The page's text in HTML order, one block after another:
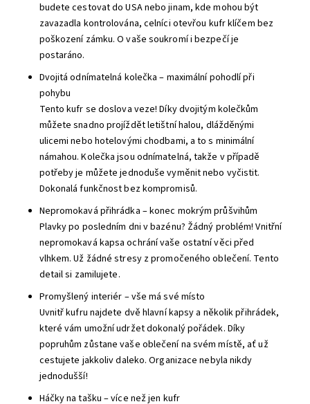
budete cestovat do USA nebo jinam, kde mohou být
zavazadla kontrolována, celníci otevřou kufr klíčem bez
poškození zámku. O vaše soukromí i bezpečí je
postaráno.
Dvojitá odnímatelná kolečka – maximální pohodlí při
pohybu
Tento kufr se doslova veze! Díky dvojitým kolečkům
můžete snadno projíždět letištní halou, dlážděnými
ulicemi nebo hotelovými chodbami, a to s minimální
námahou. Kolečka jsou odnímatelná, takže v případě
potřeby je můžete jednoduše vyměnit nebo vyčistit.
Dokonalá funkčnost bez kompromisů.
Nepromokavá přihrádka – konec mokrým průšvihům
Plavky po posledním dni v bazénu? Žádný problém! Vnitřní
nepromokavá kapsa ochrání vaše ostatní věci před
vlhkem. Už žádné stresy z promočeného oblečení. Tento
detail si zamilujete.
Promyšlený interiér – vše má své místo
Uvnitř kufru najdete dvě hlavní kapsy a několik přihrádek,
které vám umožní udržet dokonalý pořádek. Díky
popruhům zůstane vaše oblečení na svém místě, ať už
cestujete jakkoliv daleko. Organizace nebyla nikdy
jednodušší!
Háčky na tašku – více než jen kufr